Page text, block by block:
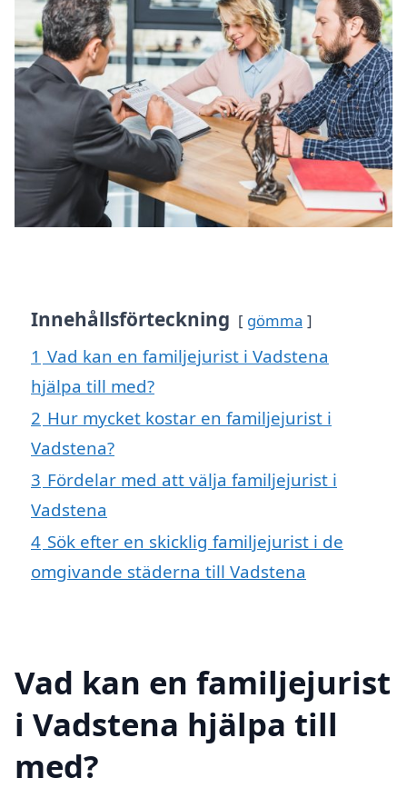
Innehållsförteckning gömma
1 Vad kan en familjejurist i Vadstena
hjälpa till med?
2 Hur mycket kostar en familjejurist i
Vadstena?
3 Fördelar med att välja familjejurist i
Vadstena
4 Sök efter en skicklig familjejurist i de
omgivande städerna till Vadstena
Vad kan en familjejurist
i Vadstena hjälpa till
med?